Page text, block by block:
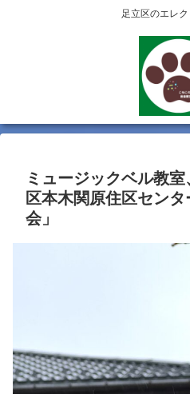
足立区のエレ
ミュージックベル教
区本木関原住区セン
会」